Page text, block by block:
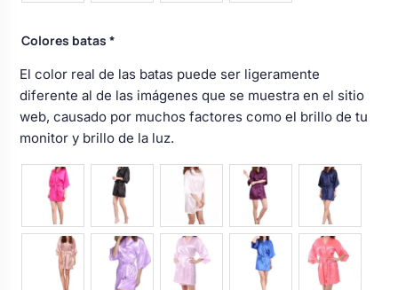
Colores batas *
El color real de las batas puede ser ligeramente
diferente al de las imágenes que se muestra en el sitio
web, causado por muchos factores como el brillo de tu
monitor y brillo de la luz.